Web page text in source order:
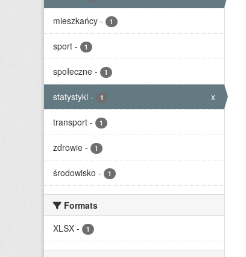
mieszkańcy - 1
sport - 1
społeczne - 1
statystyki - 1 x
transport - 1
zdrowie - 1
środowisko - 1
Formats
XLSX - 1